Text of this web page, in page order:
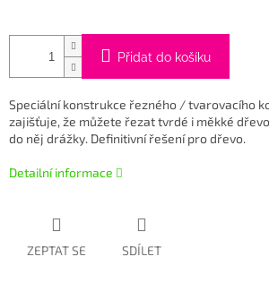
Přidat do košíku
Speciální konstrukce řezného / tvarovacího
zajišťuje, že můžete řezat tvrdé i měkké
do něj drážky. Definitivní řešení pro dřevo.
Detailní informace
ZEPTAT SE SDÍLET